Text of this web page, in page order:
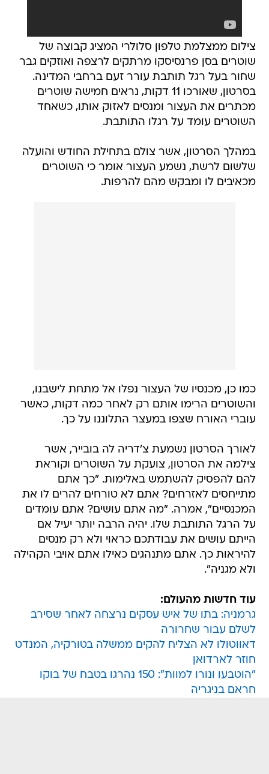
צילום ממצלמת טלפון סלולרי המציג קבוצה של
שוטרים בסן פרנסיסקו מרתקים לרצפה ואוזקים גבר
שחור בעל רגל תותבת עורר זעם ברחבי המדינה.
בסרטון, שאורכו 11 דקות, נראים חמישה שוטרים
מכתרים את העצור ומנסים לאזוק אותו, כשאחד
השוטרים עומד על רגלו התותבת.
במהלך הסרטון, אשר צולם בתחילת החודש והועלה
שלשום לרשת, נשמע העצור אומר כי השוטרים
מכאיבים לו ומבקש מהם להרפות.
כמו כן, מכנסיו של העצור נפלו אל מתחת לישבנו,
והשוטרים הרימו אותם רק לאחר כמה דקות, כאשר
עוברי האורח שצפו במעצר התלוננו על כך.
לאורך הסרטון נשמעת צ'דריה לה בובייר, אשר
צילמה את הסרטון, צועקת על השוטרים וקוראת
להם להפסיק להשתמש באלימות. "כך אתם
מתייחסים לאזרחים? אתם לא טורחים להרים לו את
המכנסיים", אמרה. "מה אתם עושים? אתם עומדים
על הרגל התותבת שלו. יהיה הרבה יותר יעיל אם
הייתם עושים את עבודתכם כראוי ולא רק מנסים
להיראות כך. אתם מתנהגים כאילו אתם אויבי הקהילה
ולא מגניה".
עוד חדשות מהעולם:
גרמניה: בתו של איש עסקים נרצחה לאחר שסירב
לשלם עבור שחרורה
דאווטולו לא הצליח להקים ממשלה בטורקיה, המנדט
חוזר לארדואן
"הוטבעו ונורו למוות": 150 נהרגו בטבח של בוקו
חראם בניגריה